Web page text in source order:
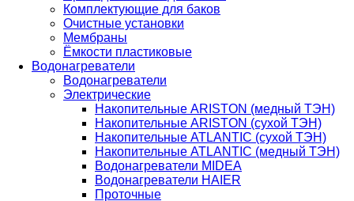
Комплектующие для баков
Очистные установки
Мембраны
Ёмкости пластиковые
Водонагреватели
Водонагреватели
Электрические
Накопительные ARISTON (медный ТЭН)
Накопительные ARISTON (сухой ТЭН)
Накопительные ATLANTIC (сухой ТЭН)
Накопительные ATLANTIC (медный ТЭН)
Водонагреватели MIDEA
Водонагреватели HAIER
Проточные